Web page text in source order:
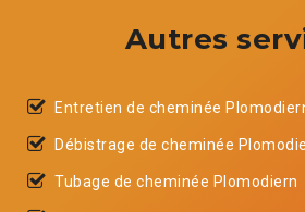
Autres
Entretien de cheminée
Débistrage de cheminée
Tubage de cheminée Plomodiern